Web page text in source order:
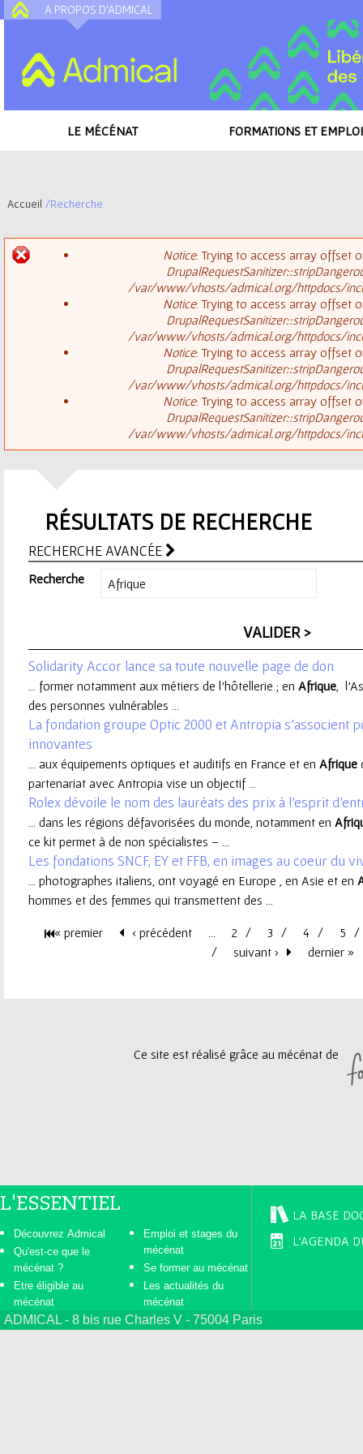
A PROPOS D'ADMICAL
LE MÉCÉNAT FORMATIONS ET
Accueil /Recherche
e
d
r
r
e
u
r
Notice: Trying to access array offset
/var/www/vhosts/admical.org/httpdocs/
Notice: Trying to access array offset
/var/www/vhosts/admical.org/httpdocs/
Notice: Trying to access array offset
/var/www/vhosts/admical.org/httpdocs/
Notice: Trying to access array offset
/var/www/vhosts/admical.org/httpdocs/
RÉSULTATS DE RECHERCHE
RECHERCHE AVANCÉE
Recherche
Solidarity Accor lance sa toute nouvelle page de don
... former notamment aux métiers de l’hôtellerie ; en Afrique ,
des personnes vulnérables ...
La fondation groupe Optic 2000 et Antropia s'associent
innovantes
... aux équipements optiques et auditifs en France et en Afrique
partenariat avec Antropia vise un objectif ...
Rolex dévoile le nom des lauréats des prix à l'esprit
... dans les régions défavorisées du monde, notamment en
ce kit permet à de non spécialistes – ...
Les fondations SNCF, EY et FFB, en images au coeur du
... photographes italiens, ont voyagé en Europe , en Asie et en
hommes et des femmes qui transmettent des ...
« premier ‹ précédent 2 3 4
5
suivant ›
dernier »
Ce site est réalisé grâce au mécénat de
L'ESSENTIEL
Découvrez Admical
Qu'est-ce que le
mécénat ?
Etre éligible au
mécénat
Emploi et stages du
mécénat
Se former au mécénat
Les actualités du
mécénat
LA BASE
L'AGENDA
ADMICAL - 8 bis rue Charles V - 75004 Paris